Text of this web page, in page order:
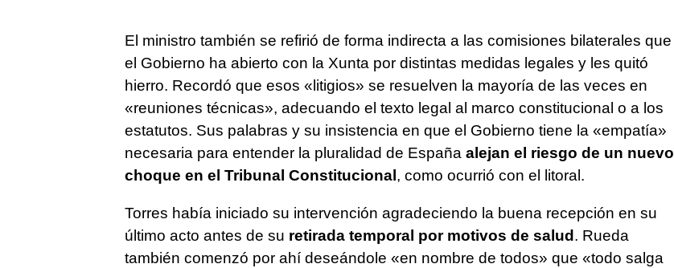
El ministro también se refirió de forma indirecta a las comisiones bilaterales que
el Gobierno ha abierto con la Xunta por distintas medidas legales y les quitó
hierro. Recordó que esos «litigios» se resuelven la mayoría de las veces en
«reuniones técnicas», adecuando el texto legal al marco constitucional o a los
estatutos. Sus palabras y su insistencia en que el Gobierno tiene la «empatía»
necesaria para entender la pluralidad de España alejan el riesgo de un nuevo
choque en el Tribunal Constitucional , como ocurrió con el litoral.
Torres había iniciado su intervención agradeciendo la buena recepción en su
último acto antes de su retirada temporal por motivos de salud . Rueda
también comenzó por ahí deseándole «en nombre de todos» que «todo salga